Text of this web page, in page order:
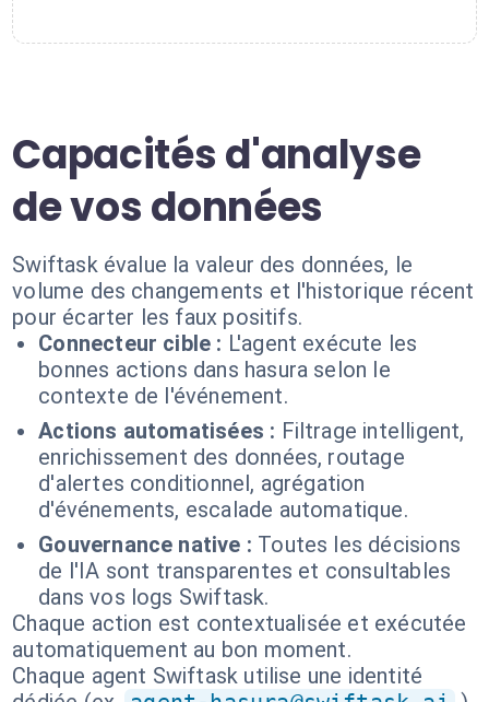
Capacités d'analyse
de vos données
Swiftask évalue la valeur des données, le
volume des changements et l'historique récent
pour écarter les faux positifs.
Connecteur cible : L'agent exécute les
bonnes actions dans hasura selon le
contexte de l'événement.
Actions automatisées : Filtrage intelligent,
enrichissement des données, routage
d'alertes conditionnel, agrégation
d'événements, escalade automatique.
Gouvernance native : Toutes les décisions
de l'IA sont transparentes et consultables
dans vos logs Swiftask.
Chaque action est contextualisée et exécutée
automatiquement au bon moment.
Chaque agent Swiftask utilise une identité